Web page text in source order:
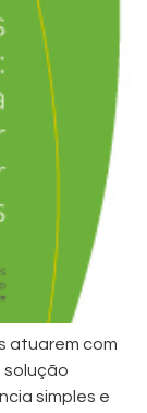
atuarem com
solução
simples e